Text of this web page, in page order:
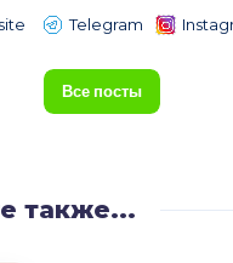
Telegram
Все посты
также...